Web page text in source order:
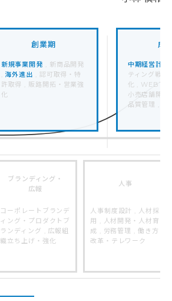
創業期
新規事業開発 , 新商品開発
海外進出 , 認可取得・特
許取得 , 販路開拓・営業強
化
成
中期経営計画
ティング戦
化 , WEBマ
小売店舗開
品質管理 , 物
ブランディング・
広報
コーポレートブランデ
ィング・プロダクトブ
ランディング , 広報組
織立ち上げ・強化
人事
人事制度設計 , 人材採
用 , 人材開発・人材育
成 , 労務管理 , 働き方
改革・テレワーク